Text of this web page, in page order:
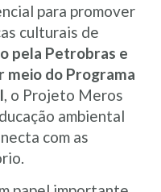
para promover
culturais de
pela Petrobras e
meio do Programa
, o Projeto Meros
ambiental
com as